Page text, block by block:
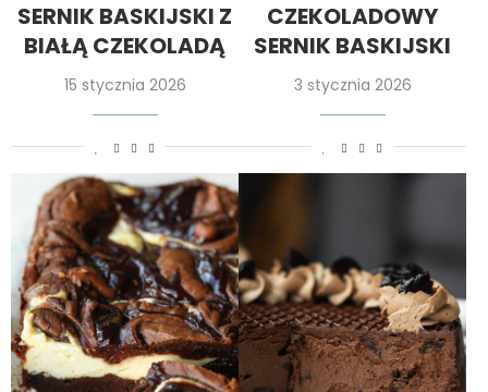
SERNIK BASKIJSKI Z
BIAŁĄ CZEKOLADĄ
15 stycznia 2026
CZEKOLADOWY
SERNIK BASKIJSKI
3 stycznia 2026